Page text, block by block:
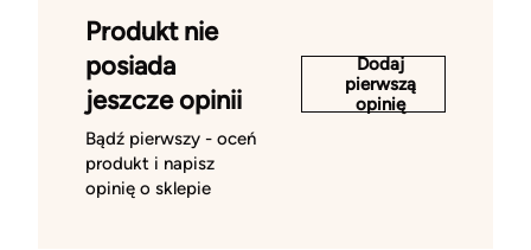
Produkt nie
posiada
jeszcze opinii
Bądź pierwszy - oceń
produkt i napisz
opinię o sklepie
Dodaj
pierwszą
opinię